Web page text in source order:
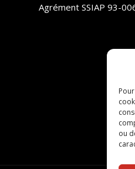
ou
Agrément SSIAP 93-